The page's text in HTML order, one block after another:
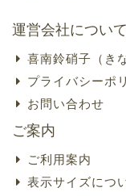
運営会社について
喜南鈴硝子（き
プライバシーポ
お問い合わせ
ご案内
ご利用案内
表示サイズにつ